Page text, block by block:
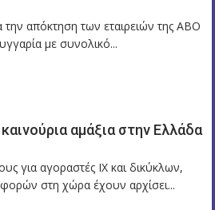
απόκτηση των εταιρειών της ABO
με συνολικό...
αμάξια στην Ελλάδα
για αγοραστές ΙΧ και δικύκλων,
στη χώρα έχουν αρχίσει...